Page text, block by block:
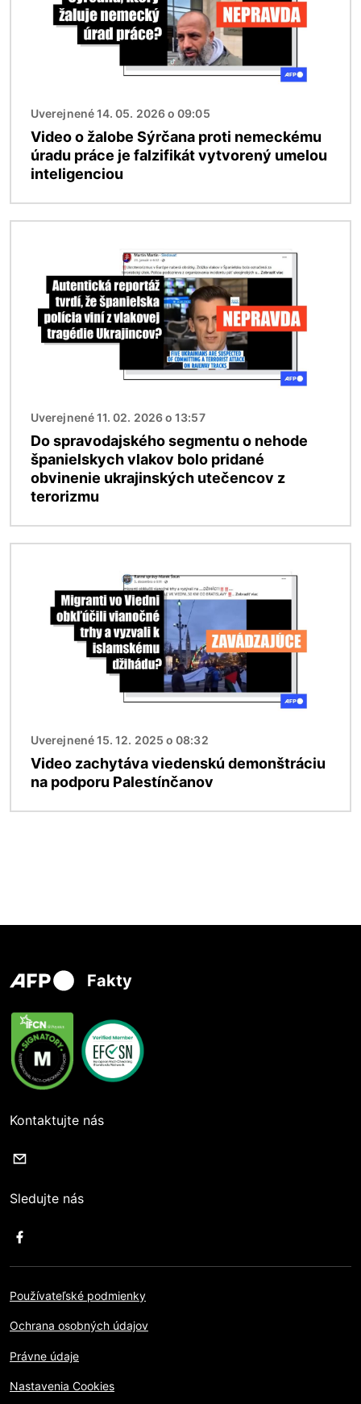
Uverejnené 14. 05. 2026 o 09:05
Video o žalobe Sýrčana proti nemeckému
úradu práce je falzifikát vytvorený umelou
inteligenciou
Uverejnené 11. 02. 2026 o 13:57
Do spravodajského segmentu o nehode
španielskych vlakov bolo pridané
obvinenie ukrajinských utečencov z
terorizmu
Uverejnené 15. 12. 2025 o 08:32
Video zachytáva viedenskú demonštráciu
na podporu Palestínčanov
Fakty
Kontaktujte nás
Sledujte nás
Používateľské podmienky
Ochrana osobných údajov
Právne údaje
Nastavenia Cookies